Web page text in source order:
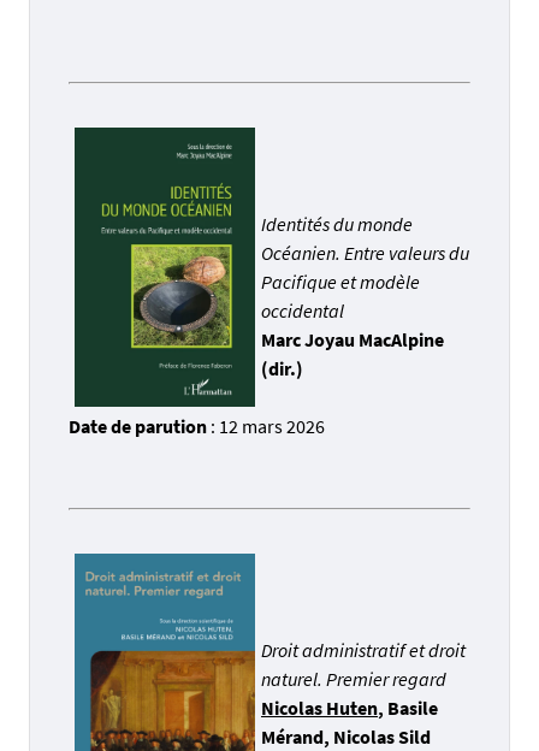
Identités du monde
Océanien. Entre valeurs du
Pacifique et modèle
occidental
Marc Joyau MacAlpine
(dir.)
Date de parution : 12 mars 2026
Droit administratif et droit
naturel. Premier regard
Nicolas Huten, Basile
Mérand, Nicolas Sild